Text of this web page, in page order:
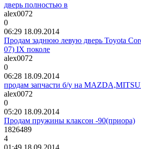
дверь полностью в
alex0072
0
06:29 18.09.2014
Продам заднюю левую дверь Toyota
07) IX поколе
alex0072
0
06:28 18.09.2014
продам запчасти б/у на
alex0072
0
05:20 18.09.2014
Продам пружины клаксон -90(приора)
1826489
4
01:49 18.09.2014